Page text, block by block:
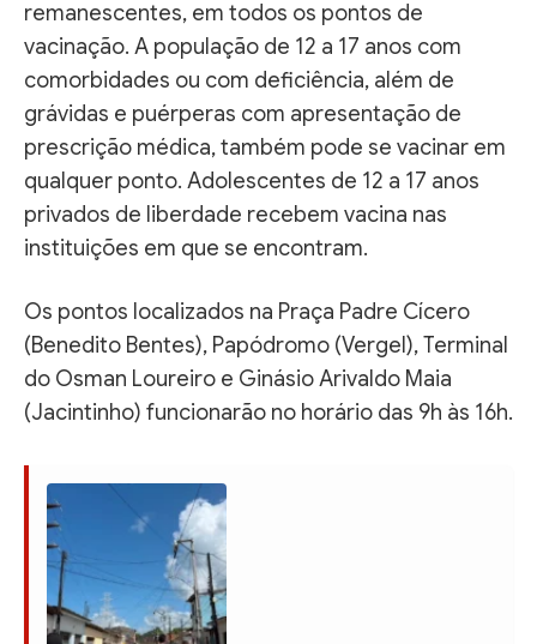
remanescentes, em todos os pontos de
vacinação. A população de 12 a 17 anos com
comorbidades ou com deficiência, além de
grávidas e puérperas com apresentação de
prescrição médica, também pode se vacinar em
qualquer ponto. Adolescentes de 12 a 17 anos
privados de liberdade recebem vacina nas
instituições em que se encontram.
Os pontos localizados na Praça Padre Cícero
(Benedito Bentes), Papódromo (Vergel), Terminal
do Osman Loureiro e Ginásio Arivaldo Maia
(Jacintinho) funcionarão no horário das 9h às 16h.